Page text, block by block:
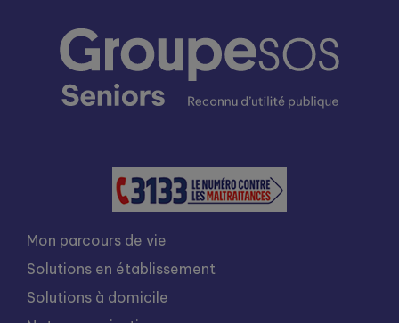
Mon parcours de vie
Solutions en établissement
Solutions à domicile